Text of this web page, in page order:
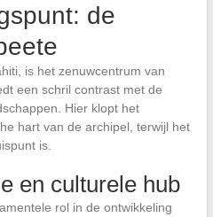
de
is het zenuwcentrum van
een schril contrast met de
Hier klopt het
hart van de archipel, terwijl het
is.
en culturele hub
rol in de ontwikkeling